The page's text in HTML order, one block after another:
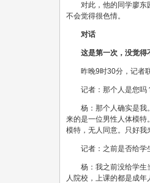
对此，他的同学廖东
不会觉得很色情。
对话
这是第一次，没觉得
昨晚9时30分，记者
记者：那个人是您吗
杨：那个人确实是我
来的是一位男性人体模
模特，无人同意。只好我
记者：之前是否给学
杨：我之前没给学生
人院校，上课的都是成